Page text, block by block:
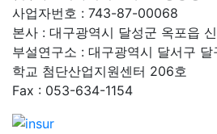
사업자번호 : 743-87-00068
본사 : 대구광역시 달성군 옥포읍
부설연구소 : 대구광역시 달서구
학교 첨단산업지원센터 206호
Fax : 053-634-1154